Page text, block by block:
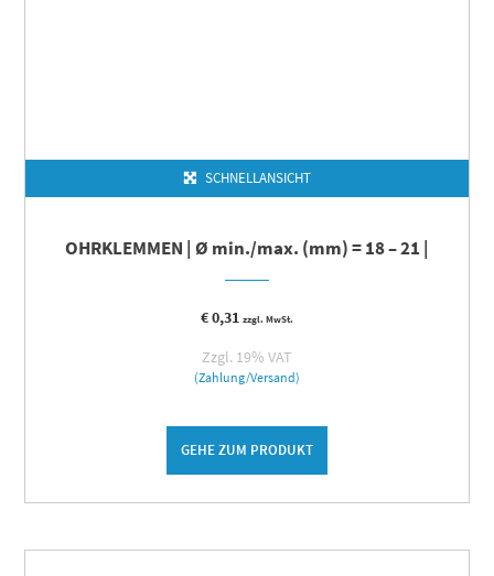
SCHNELLANSICHT
OHRKLEMMEN | Ø min./max. (mm) = 18 – 21 |
€0,31 zzgl. MwSt.
Zzgl. 19% VAT
(Zahlung/Versand)
GEHE ZUM PRODUKT